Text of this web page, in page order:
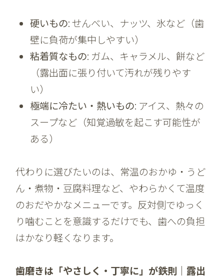
硬いもの: せんべい、ナッツ、氷など（歯
壁に負荷が集中しやすい）
粘着質なもの: ガム、キャラメル、餅など
（露出面に張り付いて汚れが残りやす
い）
極端に冷たい・熱いもの: アイス、熱々の
スープなど（知覚過敏を起こす可能性が
ある）
代わりに選びたいのは、常温のおかゆ・うど
ん・煮物・豆腐料理など、やわらかくて温度
のおだやかなメニューです。反対側でゆっく
り噛むことを意識するだけでも、歯への負担
はかなり軽くなります。
歯磨きは「やさしく・丁寧に」が鉄則｜露出